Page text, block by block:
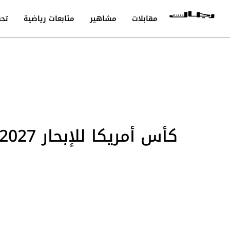
متابعات رياضية مشاهير مقابلات
كأس أمريكا للإبحار 2027: هل يحقق الحلم الإيطالي في نابولي؟